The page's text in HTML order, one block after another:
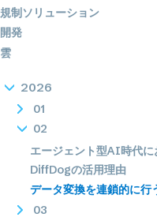
規制ソリューション
開発
雲
2026
01
02
エージェント型AI時代
DiffDogの活用理由
データ変換を連鎖的に行
03